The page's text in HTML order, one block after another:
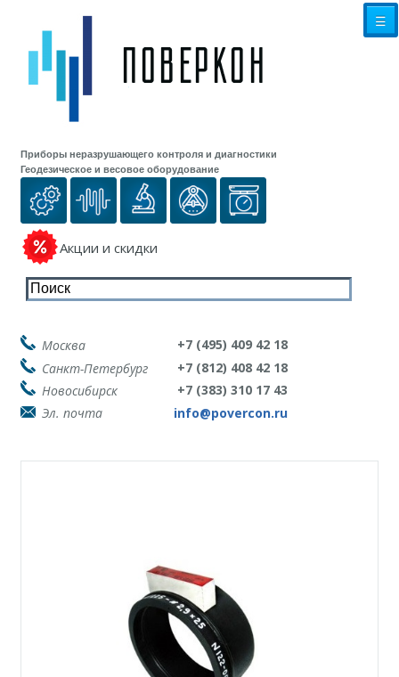
Приборы неразрушающего контроля и диагностики
Геодезическое и весовое оборудование
Акции и скидки
☰
Москва
+7 (495) 409 42 18
Санкт-Петербург
+7 (812) 408 42 18
Новосибирск
+7 (383) 310 17 43
Эл. почта
info@povercon.ru